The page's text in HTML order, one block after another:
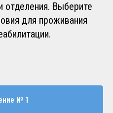
отделения. Выберите
для проживания
№ 1